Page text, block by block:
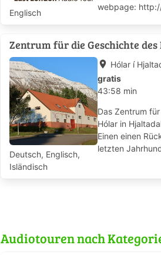
Englisch
webpage:
Zentrum für die Geschichte
Deutsch, Englisch,
Isländisch
place Hólar í
gratis
43:58 min
Das Zentrum
Hólar in
Einen einen
letzten
Audiotouren nach